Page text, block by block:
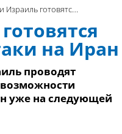
готовятся возобновить атаки на Иран
на Иран
проводят
уже на следующей